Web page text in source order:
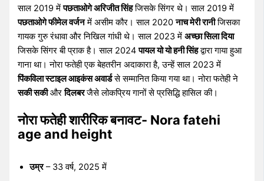
साल 2019 मेंपछताओगे अरिजीत सिंहजिसके सिंगर थे। साल 2019 में
पछताओगे फीमेल वर्जनमें असीम कौर। साल 2020नाच मेरी रानीजिसका
गायक गुरु रंधावा और निखिल गांधी थे। साल 2023 मेंअच्छा सिला दिया
जिसके सिंगर बी प्राक है। साल 2024पायल यो यो हनी सिंहद्वारा गाया हुआ
गाना था। नोरा फतेही एक बेहतरीन अदाकारा है, उन्हें साल 2023 में
पिंकविला स्टाइल आइकंस अवार्डसे सम्मानित किया गया था। नोरा फतेही ने
सकी सकीऔरदिलबरजैसे लोकप्रिय गानों से प्रसिद्धि हासिल की।
नोरा फतेही शारीरिक बनावट- Nora fatehi
age and height
उम्र– 33 वर्ष, 2025 में